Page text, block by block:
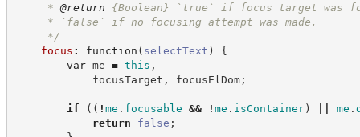
* @return {Boolean}
`true` if focus target was
* `false` if no focusing attempt was made.
*/
focus : function ( selectText )
{
var me = this ,
focusTarget , focusElDom;
if ( ( ! me . focusable && ! me . isContainer) me .
return
false ;